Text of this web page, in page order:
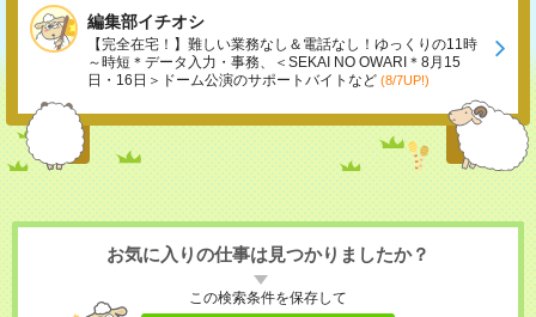
編集部イチオシ
【完全在宅！】難しい業務なし＆電話なし！ゆっくりの11時
～時短＊データ入力・事務、＜SEKAI NO OWARI＊8月15
日・16日＞ドーム公演のサポートバイトなど (8/7UP!)
お気に入りの仕事は見つかりましたか？
この検索条件を保存して